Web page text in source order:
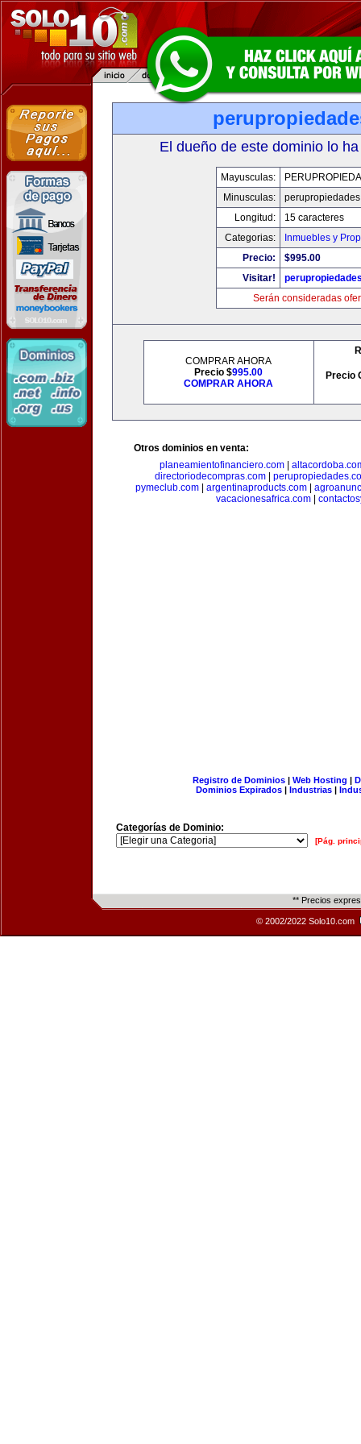
El dueño de este dominio lo
Mayusculas:
Minusculas:
Longitud:
15 caracteres
Categorias:
Inmuebles y
Precio:
$995.00
Visitar!
Serán consideradas
COMPRAR AHORA
Precio $995.00
COMPRAR AHORA
Precio
Otros dominios en venta:
planeamientofinanciero.com|
directoriodecompras.com|
pymeclub.com| argentinaproducts.com|
vacacionesafrica.com
Registro de Dominios| Web Hosting |
Dominios Expirados | Industrias |
Categorías de Dominio:
[Pág.
** Precios
© 2002/2022 Solo10.com